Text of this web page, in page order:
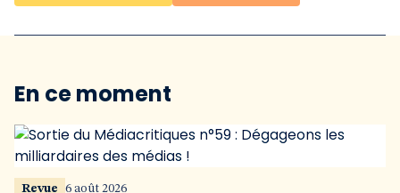
En ce moment
Revue 6 août 2026